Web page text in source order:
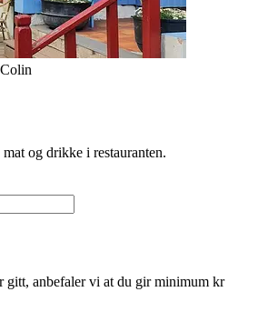
og drikke i restauranten.
gitt, anbefaler vi at du gir minimum kr